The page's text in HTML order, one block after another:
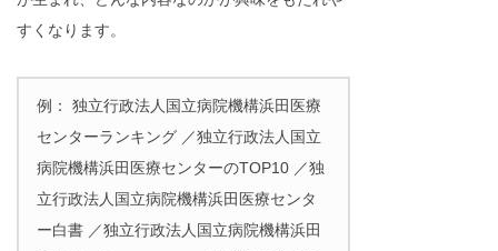
すくなります。
例： 独立行政法人国立病院機構浜田医療
センターランキング ／独立行政法人国立
病院機構浜田医療センターのTOP10 ／独
立行政法人国立病院機構浜田医療センタ
ー白書 ／独立行政法人国立病院機構浜田